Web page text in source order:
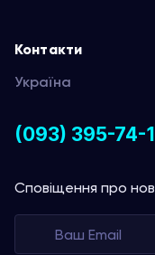
Контакти
Україна
(093) 395-74-
Сповіщення про